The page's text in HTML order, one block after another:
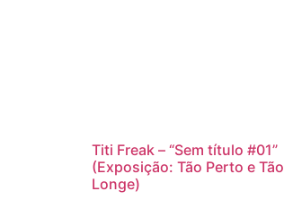
Titi Freak – “Sem título #01”
(Exposição: Tão Perto e Tão
Longe)